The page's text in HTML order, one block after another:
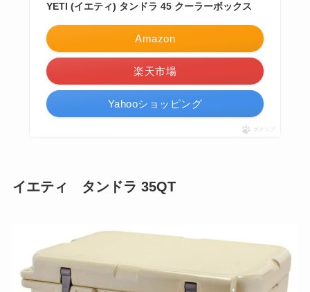
YETI (イエティ) タンドラ 45 クーラーボックス
Amazon
楽天市場
Yahooショッピング
ポチップ
イエティ タンドラ 35QT